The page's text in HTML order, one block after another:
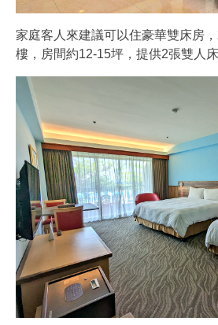
家庭客人來建議可以住豪華雙床房
樓，房間約12-15坪，提供2張雙人